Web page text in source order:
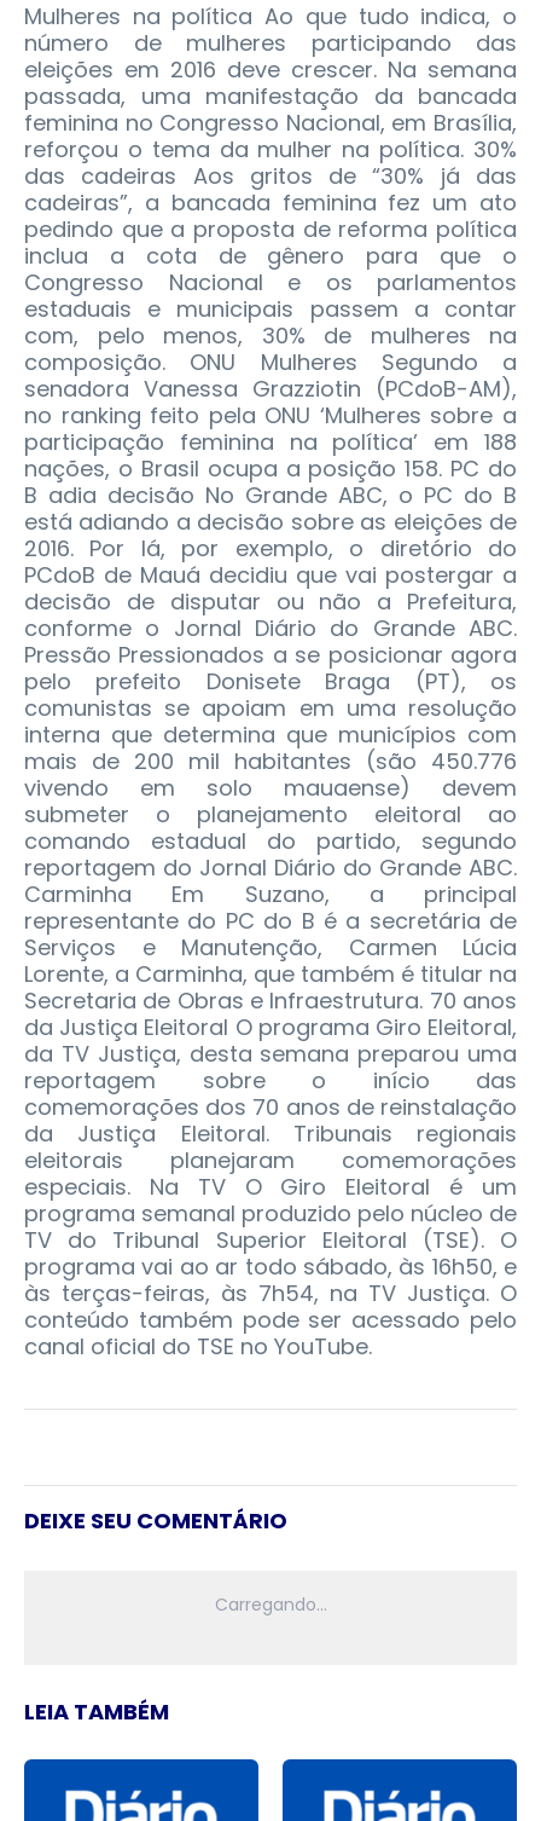
Mulheres na política Ao que tudo indica, o
número de mulheres participando das
eleições em 2016 deve crescer. Na semana
passada, uma manifestação da bancada
feminina no Congresso Nacional, em Brasília,
reforçou o tema da mulher na política. 30%
das cadeiras Aos gritos de “30% já das
cadeiras”, a bancada feminina fez um ato
pedindo que a proposta de reforma política
inclua a cota de gênero para que o
Congresso Nacional e os parlamentos
estaduais e municipais passem a contar
com, pelo menos, 30% de mulheres na
composição. ONU Mulheres Segundo a
senadora Vanessa Grazziotin (PCdoB-AM),
no ranking feito pela ONU ‘Mulheres sobre a
participação feminina na política’ em 188
nações, o Brasil ocupa a posição 158. PC do
B adia decisão No Grande ABC, o PC do B
está adiando a decisão sobre as eleições de
2016. Por lá, por exemplo, o diretório do
PCdoB de Mauá decidiu que vai postergar a
decisão de disputar ou não a Prefeitura,
conforme o Jornal Diário do Grande ABC.
Pressão Pressionados a se posicionar agora
pelo prefeito Donisete Braga (PT), os
comunistas se apoiam em uma resolução
interna que determina que municípios com
mais de 200 mil habitantes (são 450.776
vivendo em solo mauaense) devem
submeter o planejamento eleitoral ao
comando estadual do partido, segundo
reportagem do Jornal Diário do Grande ABC.
Carminha Em Suzano, a principal
representante do PC do B é a secretária de
Serviços e Manutenção, Carmen Lúcia
Lorente, a Carminha, que também é titular na
Secretaria de Obras e Infraestrutura. 70 anos
da Justiça Eleitoral O programa Giro Eleitoral,
da TV Justiça, desta semana preparou uma
reportagem sobre o início das
comemorações dos 70 anos de reinstalação
da Justiça Eleitoral. Tribunais regionais
eleitorais planejaram comemorações
especiais. Na TV O Giro Eleitoral é um
programa semanal produzido pelo núcleo de
TV do Tribunal Superior Eleitoral (TSE). O
programa vai ao ar todo sábado, às 16h50, e
às terças-feiras, às 7h54, na TV Justiça. O
conteúdo também pode ser acessado pelo
canal oficial do TSE no YouTube.
DEIXE SEU COMENTÁRIO
LEIA TAMBÉM